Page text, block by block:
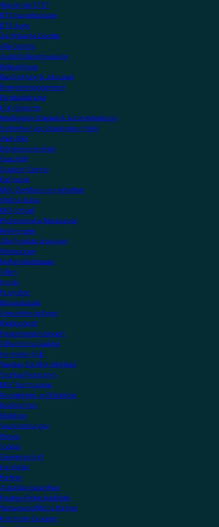
Was ist die ETS?
ETS herunterladen
ETS Apps
Zertifizierte Geräte
Alle Geräte
Audio/Videosteuerung
Beleuchtung
Beschattung & Jalousien
Energiemanagement
Fernbedienung
HLK-Systeme
Intelligente Szenen & Automatisierung
Sicherheit und Zugangskontrolle
Mein KNX
Ein Konto erstellen
Geschäft
Support-Center
Fachleute
KNX-Zertifizierung erhalten
Online-Kurse
KNX Virtuell
Professionelle Ressourcen
Referenzen
Alle Projekte anzeigen
Wohnungen
Einfamilienhäuser
Villen
Hotels
Flughäfen
Bürogebäude
Gesundheitspflege
Pädagogisch
Freizeiteinrichtungen
Öffentliches Sektor
Hersteller-Hub
Werden Sie KNX-Mitglied
Startup Programm
KNX Technologie
Neuigkeiten und Einblicke
Nachrichten
Einblicke
Veranstaltungen
Presse
Videos
Gemeinschaft
Hersteller
Partner
Ausbildungszentren
Freiberufliche Ausbilder
Wissenschaftliche Partner
Nationale Gruppen